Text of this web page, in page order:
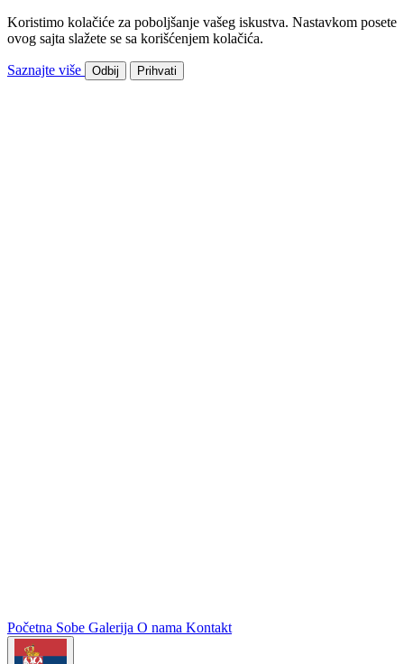
Koristimo kolačiće za poboljšanje vašeg iskustva. Nastavkom posete
ovog sajta slažete se sa korišćenjem kolačića.
Saznajte više Odbij Prihvati
Početna Sobe Galerija O nama Kontakt